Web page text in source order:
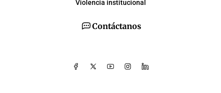
Contáctanos
Violencia institucional